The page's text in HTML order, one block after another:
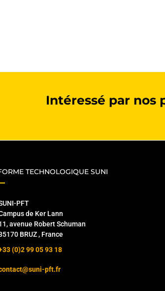
Intéressé par nos
TECHNOLOGIQUE SUNI
PFT
de Ker Lann
avenue Robert Schuman
BRUZ , France
(0)2 99 05 93 18
pft.fr